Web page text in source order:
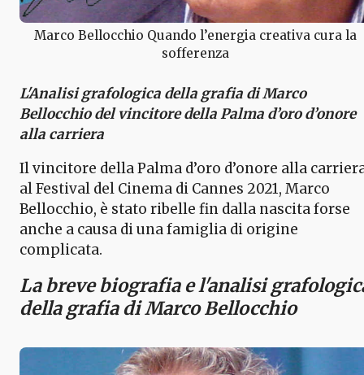
Marco Bellocchio Quando l’energia creativa cura la
sofferenza
L'Analisi grafologica della grafia di Marco
Bellocchio del vincitore della Palma d’oro d’onore
alla carriera
Il vincitore della Palma d’oro d’onore alla
al Festival del Cinema di Cannes 2021, Marco
Bellocchio, è stato ribelle fin dalla nascita forse
anche a causa di una famiglia di origine
complicata.
La breve biografia e l'analisi
della grafia di Marco Bellocchio